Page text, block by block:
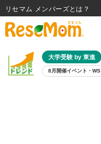
大学受験 by 東進
8月開催イベント・WS
リセマム メンバーズ